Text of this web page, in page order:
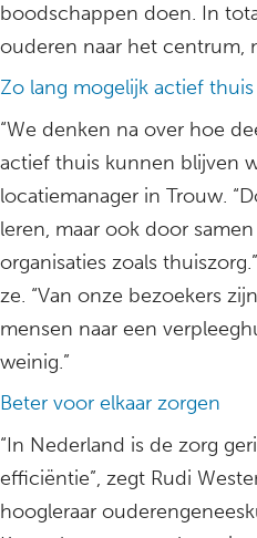
boodschappen doen. In
ouderen naar het centrum,
Zo lang mogelijk actief thuis
“We denken na over hoe
actief thuis kunnen blijven
locatiemanager in Trouw.
leren, maar ook door
organisaties zoals
ze. “Van onze bezoekers
mensen naar een
weinig.”
Beter voor elkaar zorgen
“In Nederland is de zorg
efficiëntie”, zegt Rudi
hoogleraar